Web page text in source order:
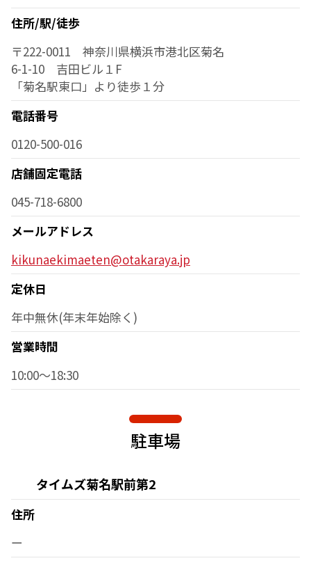
住所/駅/徒歩
〒222-0011 神奈川県横浜市港北区菊名
6-1-10 吉田ビル１F
「菊名駅東口」より徒歩１分
電話番号
0120-500-016
店舗固定電話
045-718-6800
メールアドレス
kikunaekimaeten@otakaraya.jp
定休日
年中無休(年末年始除く)
営業時間
10:00～18:30
駐車場
タイムズ菊名駅前第2
住所
ー